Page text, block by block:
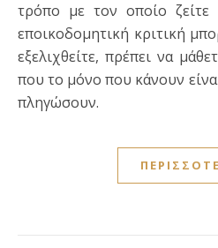
τρόπο με τον οποίο
εποικοδομητική κριτική
εξελιχθείτε, πρέπει να
που το μόνο που κάνουν
πληγώσουν.